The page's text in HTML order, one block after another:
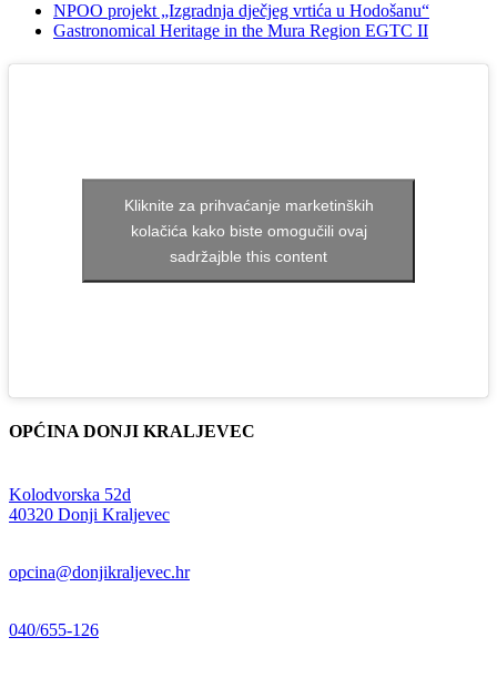
NPOO projekt „Izgradnja dječjeg vrtića u Hodošanu“
Gastronomical Heritage in the Mura Region EGTC II
Kliknite za prihvaćanje marketinških
kolačića kako biste omogučili ovaj
sadržajble this content
OPĆINA DONJI KRALJEVEC
Kolodvorska 52d
40320 Donji Kraljevec
opcina@donjikraljevec.hr
040/655-126